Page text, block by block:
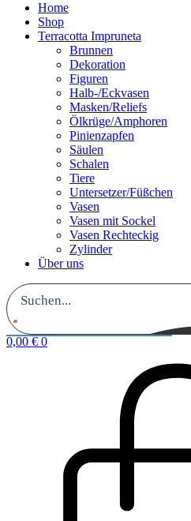
Home
Shop
Terracotta Impruneta
Brunnen
Dekoration
Figuren
Halb-/Eckvasen
Masken/Reliefs
Ölkrüge/Amphoren
Pinienzapfen
Säulen
Schalen
Tiere
Untersetzer/Füßchen
Vasen
Vasen mit Sockel
Vasen Rechteckig
Zylinder
Über uns
0,00 € 0